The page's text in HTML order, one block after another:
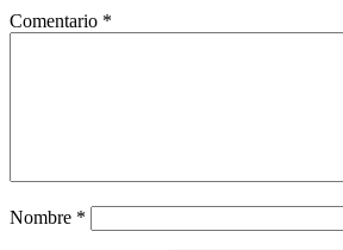
Comentario *
Nombre *